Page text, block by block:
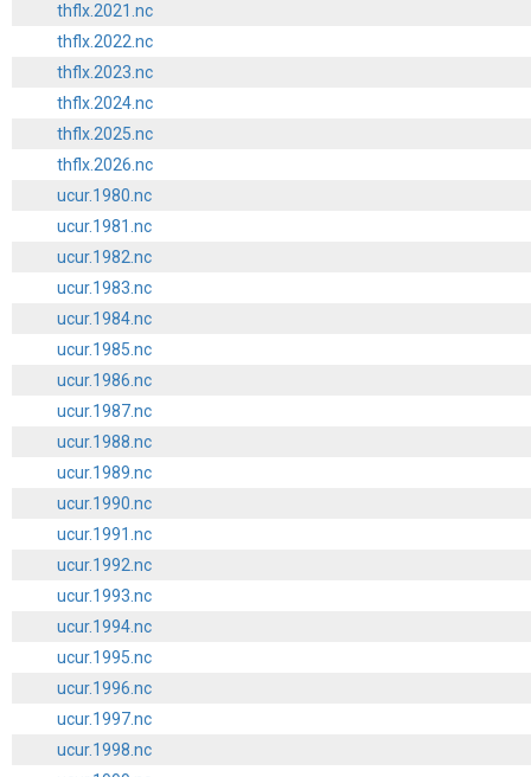
thflx.2021.nc
thflx.2022.nc
thflx.2023.nc
thflx.2024.nc
thflx.2025.nc
thflx.2026.nc
ucur.1980.nc
ucur.1981.nc
ucur.1982.nc
ucur.1983.nc
ucur.1984.nc
ucur.1985.nc
ucur.1986.nc
ucur.1987.nc
ucur.1988.nc
ucur.1989.nc
ucur.1990.nc
ucur.1991.nc
ucur.1992.nc
ucur.1993.nc
ucur.1994.nc
ucur.1995.nc
ucur.1996.nc
ucur.1997.nc
ucur.1998.nc